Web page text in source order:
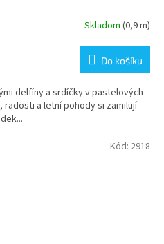
Skladom (0,9 m)
Do košíku
delfíny a srdíčky v pastelových
radosti a letní pohody si zamilují
Kód: 2918